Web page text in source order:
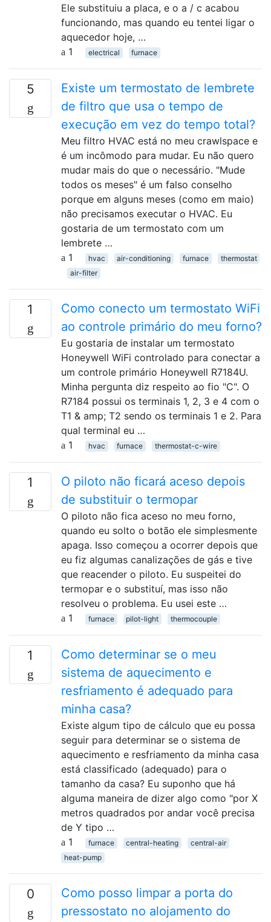
Ele substituiu a placa, e o a / c acabou
funcionando, mas quando eu tentei ligar o
aquecedor hoje, …
1
electrical furnace
5
Existe um termostato de lembrete
de filtro que usa o tempo de
execução em vez do tempo total?
Meu filtro HVAC está no meu crawlspace e
é um incômodo para mudar. Eu não quero
mudar mais do que o necessário. "Mude
todos os meses" é um falso conselho
porque em alguns meses (como em maio)
não precisamos executar o HVAC. Eu
gostaria de um termostato com um
lembrete …
1
hvac air-conditioning furnace
thermostat
air-filter
1
Como conecto um termostato WiFi
ao controle primário do meu forno?
Eu gostaria de instalar um termostato
Honeywell WiFi controlado para conectar a
um controle primário Honeywell R7184U.
Minha pergunta diz respeito ao fio "C". O
R7184 possui os terminais 1, 2, 3 e 4 com o
T1 & amp; T2 sendo os terminais 1 e 2. Para
qual terminal eu …
1
hvac furnace thermostat-c-wire
1
O piloto não ficará aceso depois
de substituir o termopar
O piloto não fica aceso no meu forno,
quando eu solto o botão ele simplesmente
apaga. Isso começou a ocorrer depois que
eu fiz algumas canalizações de gás e tive
que reacender o piloto. Eu suspeitei do
termopar e o substituí, mas isso não
resolveu o problema. Eu usei este …
1
furnace pilot-light thermocouple
1
Como determinar se o meu
sistema de aquecimento e
resfriamento é adequado para
minha casa?
Existe algum tipo de cálculo que eu possa
seguir para determinar se o sistema de
aquecimento e resfriamento da minha casa
está classificado (adequado) para o
tamanho da casa? Eu suponho que há
alguma maneira de dizer algo como "por X
metros quadrados por andar você precisa
de Y tipo …
1
furnace central-heating
central-air
heat-pump
0
Como posso limpar a porta do
pressostato no alojamento do